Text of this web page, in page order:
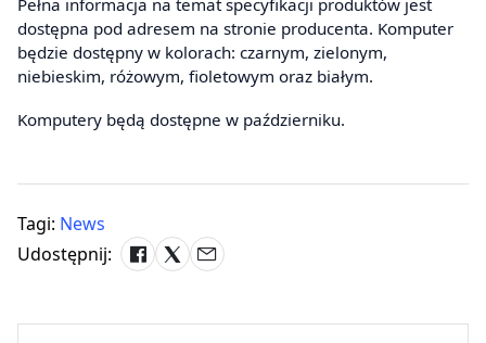
Pełna informacja na temat specyfikacji produktów jest
dostępna pod adresem na stronie producenta. Komputer
będzie dostępny w kolorach: czarnym, zielonym,
niebieskim, różowym, fioletowym oraz białym.
Komputery będą dostępne w październiku.
Tagi: News
Udostępnij: